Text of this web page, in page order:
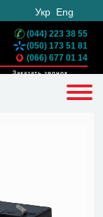
Укр Eng
(044) 223 38 55
(050) 173 51 81
(066) 677 01 14
Заказать звонок